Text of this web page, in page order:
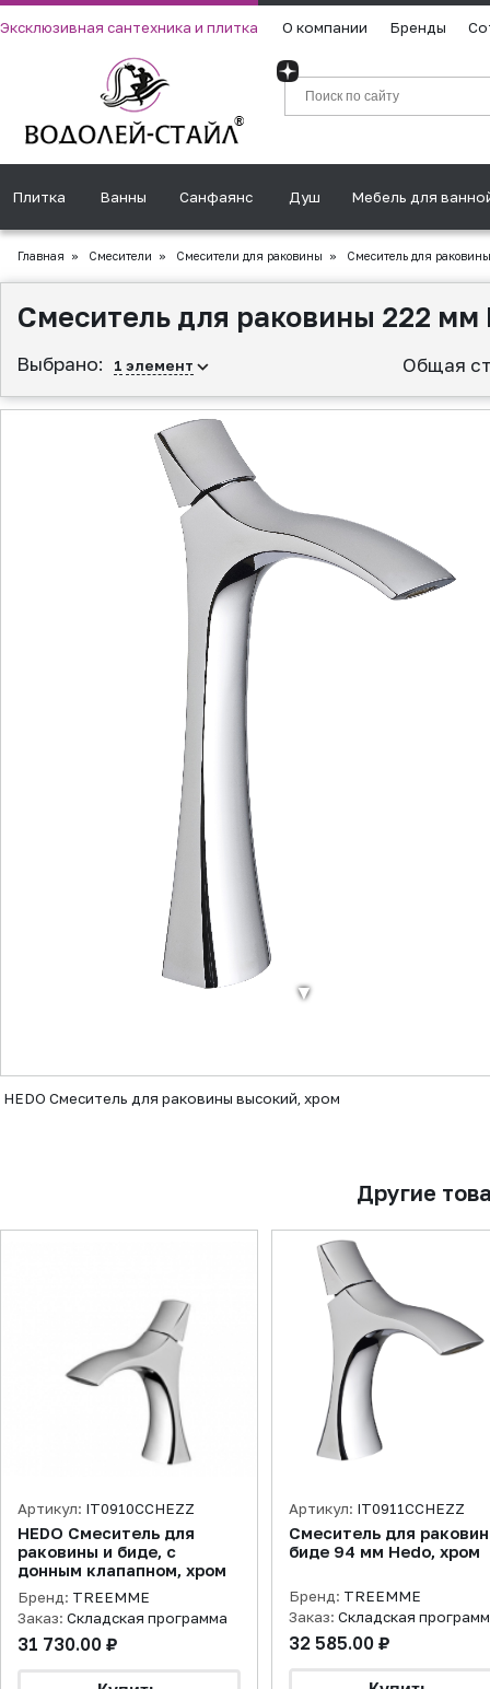
Эксклюзивная сантехника и плитка О компании Бренды
Плитка Ванны Санфаянс Душ Мебель для
Главная » Смесители » Смесители для раковины » Смеситель для
Смеситель для раковины 222 мм
Выбрано: 1 элемент Общая
▼
HEDO Смеситель для раковины высокий, хром
Другие
Артикул: IT0910CCHEZZ
HEDO Смеситель для
раковины и биде, с
донным клапапном, хром
Бренд: TREEMME
Заказ: Складская программа
31 730.00 ₽
Артикул: IT0911CCHEZZ
Смеситель для
биде 94 мм Hedo, хром
Бренд: TREEMME
Заказ: Складская
32 585.00 ₽